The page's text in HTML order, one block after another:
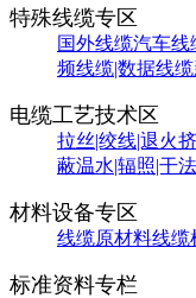
特殊线缆专区
国外线缆汽车线
频线缆|数据线缆
电缆工艺技术区
拉丝|绞线|退火
蔽温水|辐照|干
材料设备专区
线缆原材料线缆
标准资料专栏